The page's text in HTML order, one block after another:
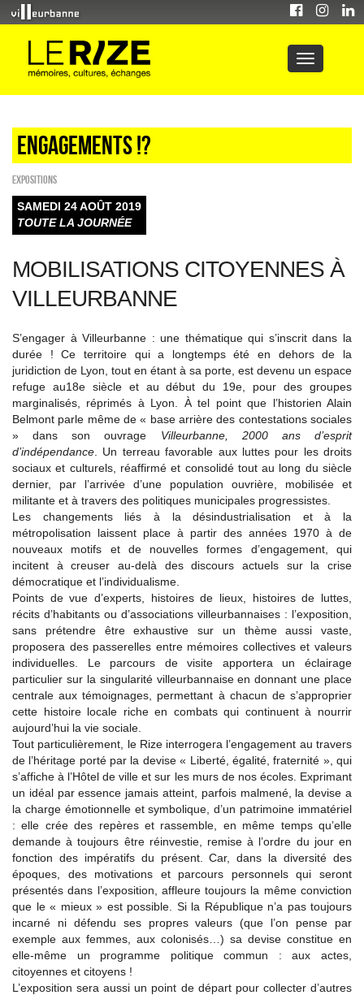
Engagements !?
EXPOSITIONS
SAMEDI 24 AOÛT 2019
TOUTE LA JOURNÉE
MOBILISATIONS CITOYENNES À
VILLEURBANNE
S’engager à Villeurbanne : une thématique qui s’inscrit dans la
durée ! Ce territoire qui a longtemps été en dehors de la
juridiction de Lyon, tout en étant à sa porte, est devenu un espace
refuge au18e siècle et au début du 19e, pour des groupes
marginalisés, réprimés à Lyon. À tel point que l’historien Alain
Belmont parle même de « base arrière des contestations sociales
» dans son ouvrage Villeurbanne, 2000 ans d’esprit
d’indépendance . Un terreau favorable aux luttes pour les droits
sociaux et culturels, réaffirmé et consolidé tout au long du siècle
dernier, par l’arrivée d’une population ouvrière, mobilisée et
militante et à travers des politiques municipales progressistes.
Les changements liés à la désindustrialisation et à la
métropolisation laissent place à partir des années 1970 à de
nouveaux motifs et de nouvelles formes d’engagement, qui
incitent à creuser au-delà des discours actuels sur la crise
démocratique et l’individualisme.
Points de vue d’experts, histoires de lieux, histoires de luttes,
récits d’habitants ou d’associations villeurbannaises : l’exposition,
sans prétendre être exhaustive sur un thème aussi vaste,
proposera des passerelles entre mémoires collectives et valeurs
individuelles. Le parcours de visite apportera un éclairage
particulier sur la singularité villeurbannaise en donnant une place
centrale aux témoignages, permettant à chacun de s’approprier
cette histoire locale riche en combats qui continuent à nourrir
aujourd’hui la vie sociale.
Tout particulièrement, le Rize interrogera l’engagement au travers
de l’héritage porté par la devise « Liberté, égalité, fraternité », qui
s’affiche à l’Hôtel de ville et sur les murs de nos écoles. Exprimant
un idéal par essence jamais atteint, parfois malmené, la devise a
la charge émotionnelle et symbolique, d’un patrimoine immatériel
: elle crée des repères et rassemble, en même temps qu’elle
demande à toujours être réinvestie, remise à l’ordre du jour en
fonction des impératifs du présent. Car, dans la diversité des
époques, des motivations et parcours personnels qui seront
présentés dans l’exposition, affleure toujours la même conviction
que le « mieux » est possible. Si la République n’a pas toujours
incarné ni défendu ses propres valeurs (que l’on pense par
exemple aux femmes, aux colonisés…) sa devise constitue en
elle-même un programme politique commun : aux actes,
citoyennes et citoyens !
L’exposition sera aussi un point de départ pour collecter d’autres